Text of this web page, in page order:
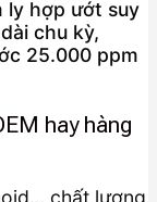
ly hợp ướt suy
chu kỳ,
25.000 ppm
hay hàng